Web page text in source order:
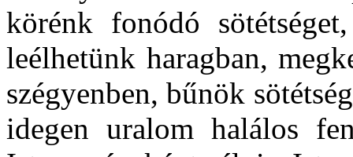
körénk fonódó
leélhetünk haragban,
szégyenben, bűnök
idegen uralom halálos